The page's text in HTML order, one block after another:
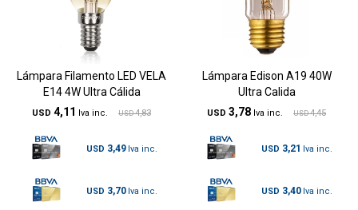
Lámpara Filamento LED VELA
E14 4W Ultra Cálida
USD 4,11 USD 4,83
USD 3,49
USD 3,70
Lámpara Edison A19 40W
Ultra Calida
USD 3,78 USD 4,45
USD 3,21
USD 3,40